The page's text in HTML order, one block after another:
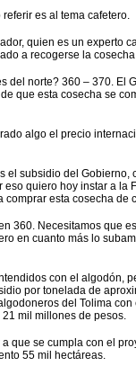
es al tema cafetero.
quien es un experto
a recogerse la
del norte? 360 – 370. El
que esta cosecha se
algo el precio
el subsidio del
eso quiero hoy instar a
comprar esta cosecha
360. Necesitamos que
en cuanto más lo
con el algodón,
por tonelada de
del Tolima
mil millones de pesos.
que se cumpla con el
55 mil hectáreas.